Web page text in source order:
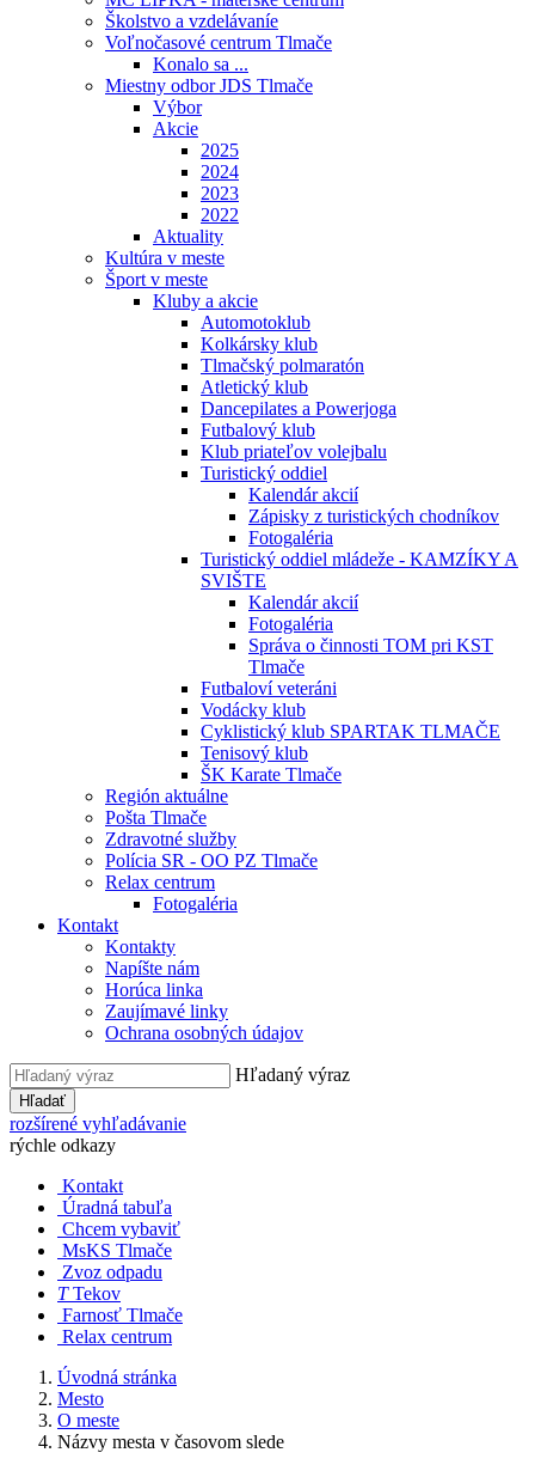
Školstvo a vzdelávaníe
Voľnočasové centrum Tlmače
Konalo sa ...
Miestny odbor JDS Tlmače
Výbor
Akcie
2025
2024
2023
2022
Aktuality
Kultúra v meste
Šport v meste
Kluby a akcie
Automotoklub
Kolkársky klub
Tlmačský polmaratón
Atletický klub
Dancepilates a Powerjoga
Futbalový klub
Klub priateľov volejbalu
Turistický oddiel
Kalendár akcií
Zápisky z turistických chodníkov
Fotogaléria
Turistický oddiel mládeže - KAMZÍKY A
SVIŠTE
Kalendár akcií
Fotogaléria
Správa o činnosti TOM pri KST
Tlmače
Futbaloví veteráni
Vodácky klub
Cyklistický klub SPARTAK TLMAČE
Tenisový klub
ŠK Karate Tlmače
Región aktuálne
Pošta Tlmače
Zdravotné služby
Polícia SR - OO PZ Tlmače
Relax centrum
Fotogaléria
Kontakt
Kontakty
Napíšte nám
Horúca linka
Zaujímavé linky
Ochrana osobných údajov
Hľadaný výraz
Hľadať
rozšírené vyhľadávanie
rýchle odkazy
Kontakt
Úradná tabuľa
Chcem vybaviť
MsKS Tlmače
Zvoz odpadu
T Tekov
Farnosť Tlmače
Relax centrum
Úvodná stránka
Mesto
O meste
Názvy mesta v časovom slede